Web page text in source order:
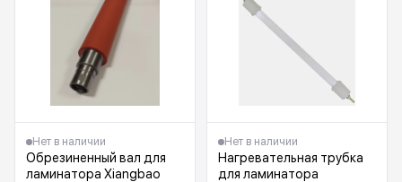
Нет в наличии
Обрезиненный вал для
ламинатора Xiangbao
Нет в наличии
Нагревательная трубка
для ламинатора